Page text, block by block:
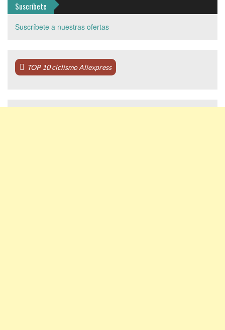
Suscríbete
Suscríbete a nuestras ofertas
TOP 10 ciclismo Aliexpress